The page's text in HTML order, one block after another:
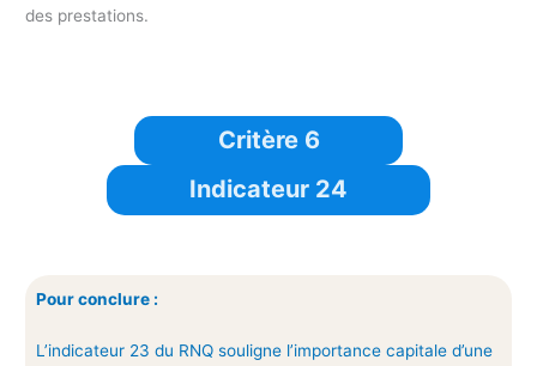
des prestations.
Critère 6
Indicateur 24
Pour conclure :
L’indicateur 23 du RNQ souligne l’importance capitale d’une